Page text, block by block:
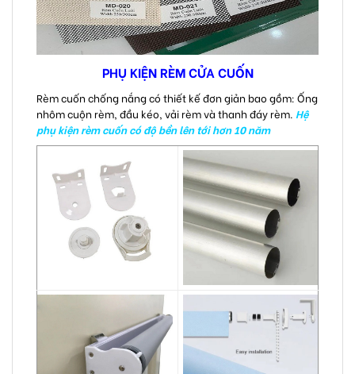
PHỤ KIỆN RÈM CỬA CUỐN
Rèm cuốn chống nắng có thiết kế đơn giản bao gồm: Ống
nhôm cuộn rèm, đầu kéo, vải rèm và thanh đáy rèm. Hệ
phụ kiện rèm cuốn có độ bền lên tới hơn 10 năm